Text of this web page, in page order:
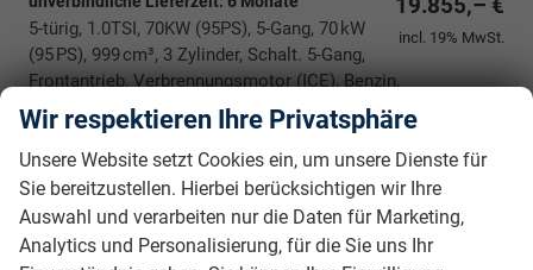
19.855,– €
incl. 19% MwSt.
5-türig, 1.0TSI, 70KW (95PS), 5-Gang, 70 kW
(95 PS), 999 cm³, 3 Zylinder, Schalt. 5-Gang,
Frontantrieb, Verbrennungsmotor (ICE), Benzin,
Kraftstoffverbrauch kombiniert 6,2 l/100km (WLTP), CO₂-
Emission kombiniert 141.00 g/km (WLTP), CO₂-Klasse E,
Garantieleistung: Fahrzeuggarantie vom Hersteller,
Nichtraucher-Fahrzeug, Fahrzeugnr.: 39942
Rückrufbitte absenden
PDF-Datei, Fahrzeugexposé drucken
Drucken, parken oder vergleichen
Wir respektieren Ihre Privatsphäre
Unsere Website setzt Cookies ein, um unsere Dienste für
Sie bereitzustellen. Hierbei berücksichtigen wir Ihre
Auswahl und verarbeiten nur die Daten für Marketing,
Analytics und Personalisierung, für die Sie uns Ihr